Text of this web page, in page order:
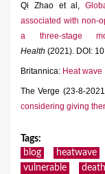
Qi Zhao et al,
associated with non-
a three-stage
Health (2021). DOI:
Britannica: Heat wave
The Verge (23-8-
considering giving
Tags:
blog
heatwave
vulnerable
death